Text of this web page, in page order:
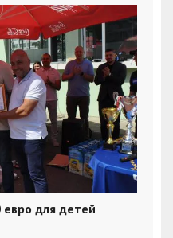
евро для детей